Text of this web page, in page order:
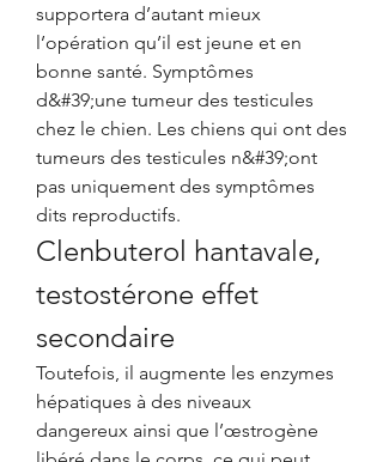
supportera d’autant mieux
l’opération qu’il est jeune et en
bonne santé. Symptômes
d&#39;une tumeur des testicules
chez le chien. Les chiens qui ont des
tumeurs des testicules n&#39;ont
pas uniquement des symptômes
dits reproductifs.
Clenbuterol hantavale,
testostérone effet
secondaire
Toutefois, il augmente les enzymes
hépatiques à des niveaux
dangereux ainsi que l’œstrogène